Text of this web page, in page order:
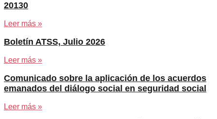
20130
Leer más »
Boletín ATSS, Julio 2026
Leer más »
Comunicado sobre la aplicación de los acuerdos
emanados del diálogo social en seguridad social
Leer más »